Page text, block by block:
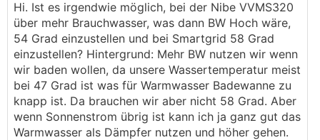
Hi. Ist es irgendwie möglich, bei der Nibe VVMS320
über mehr Brauchwasser, was dann BW Hoch wäre,
54 Grad einzustellen und bei Smartgrid 58 Grad
einzustellen? Hintergrund: Mehr BW nutzen wir wenn
wir baden wollen, da unsere Wassertemperatur meist
bei 47 Grad ist was für Warmwasser Badewanne zu
knapp ist. Da brauchen wir aber nicht 58 Grad. Aber
wenn Sonnenstrom übrig ist kann ich ja ganz gut das
Warmwasser als Dämpfer nutzen und höher gehen.